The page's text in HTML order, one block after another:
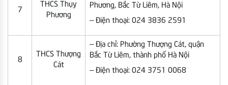
7
THCS Thụy
Phương
Phương, Bắc Từ Liêm, Hà Nội
– Điện thoại: 024 3836 2591
8
THCS Thượng
Cát
– Địa chỉ: Phường Thượng Cát, quận
Bắc Từ Liêm, thành phố Hà Nội
– Điện thoại: 024 3751 0068